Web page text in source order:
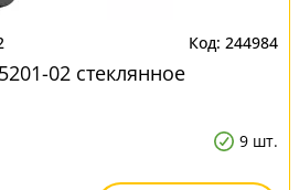
244984
02 стеклянное
9 шт.